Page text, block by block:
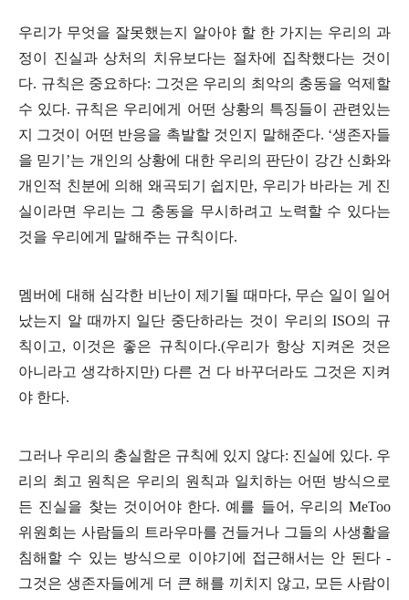
우리가 무엇을 잘못했는지 알아야 할 한 가지는 우리의 과
정이 진실과 상처의 치유보다는 절차에 집착했다는 것이
다. 규칙은 중요하다: 그것은 우리의 최악의 충동을 억제할
수 있다. 규칙은 우리에게 어떤 상황의 특징들이 관련있는
지 그것이 어떤 반응을 촉발할 것인지 말해준다. ‘생존자들
을 믿기 ’는 개인의 상황에 대한 우리의 판단이 강간 신화와
개인적 친분에 의해 왜곡되기 쉽지만, 우리가 바라는 게 진
실이라면 우리는 그 충동을 무시하려고 노력할 수 있다는
것을 우리에게 말해주는 규칙이다.
멤버에 대해 심각한 비난이 제기될 때마다, 무슨 일이 일어
났는지 알 때까지 일단 중단하라는 것이 우리의ISO의 규
칙이고, 이것은 좋은 규칙이다.(우리가 항상 지켜온 것은
아니라고 생각하지만) 다른 건 다 바꾸더라도 그것은 지켜
야 한다.
그러나 우리의 충실함은 규칙에 있지 않다: 진실에 있다. 우
리의 최고 원칙은 우리의 원칙과 일치하는 어떤 방식으로
든 진실을 찾는 것이어야 한다. 예를 들어 , 우리의 MeToo
위원회는 사람들의 트라우마를 건들거나 그들의 사생활을
침해할 수 있는 방식으로 이야기에 접근해서는 안 된다 -
그것은 생존자들에게 더 큰 해를 끼치지 않고, 모든 사람이